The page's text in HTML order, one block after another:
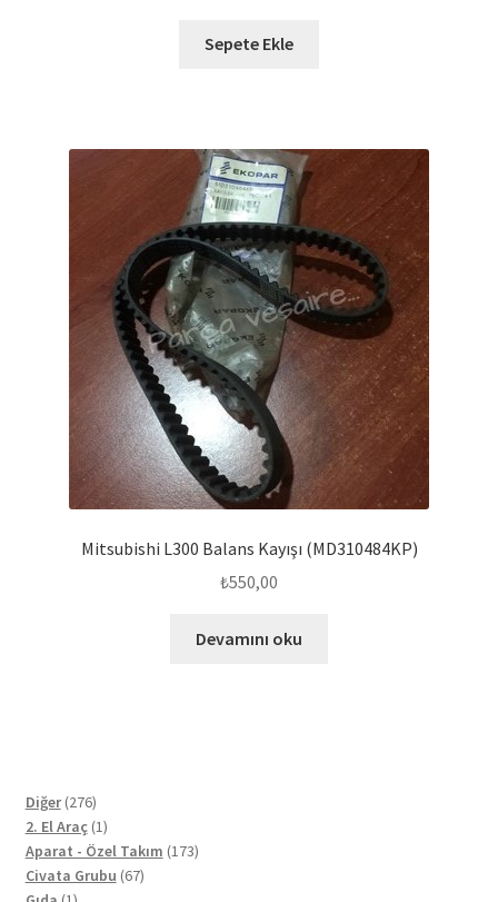
Sepete Ekle
Mitsubishi L300 Balans Kayışı (MD310484KP)
₺550,00
Devamını oku
Diğer 276276
ürün
2. El Araç 11
ürün
Aparat - Özel Takım 173173
Civata Grubu 6767